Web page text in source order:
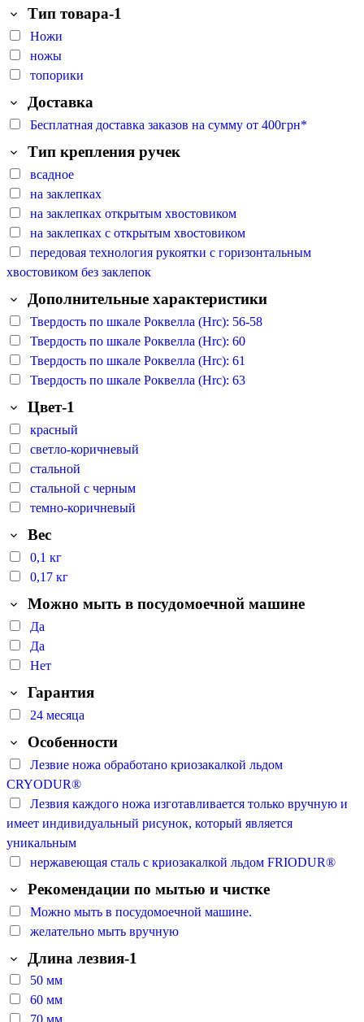
Тип товара-1
Ножи
ножы
топорики
Доставка
Бесплатная доставка заказов на сумму от 400грн*
Тип крепления ручек
всадное
на заклепках
на заклепках открытым хвостовиком
на заклепках с открытым хвостовиком
передовая технология рукоятки с горизонтальным
хвостовиком без заклепок
Дополнительные характеристики
Твердость по шкале Роквелла (Hrc): 56-58
Твердость по шкале Роквелла (Hrc): 60
Твердость по шкале Роквелла (Hrc): 61
Твердость по шкале Роквелла (Hrc): 63
Цвет-1
красный
светло-коричневый
стальной
стальной с черным
темно-коричневый
Вес
0,1 кг
0,17 кг
Можно мыть в посудомоечной машине
Да
Да
Нет
Гарантия
24 месяца
Особенности
Лезвие ножа обработано криозакалкой льдом
CRYODUR®
Лезвия каждого ножа изготавливается только вручную и
имеет индивидуальный рисунок, который является
уникальным
нержавеющая сталь с криозакалкой льдом FRIODUR®
Рекомендации по мытью и чистке
Можно мыть в посудомоечной машине.
желательно мыть вручную
Длина лезвия-1
50 мм
60 мм